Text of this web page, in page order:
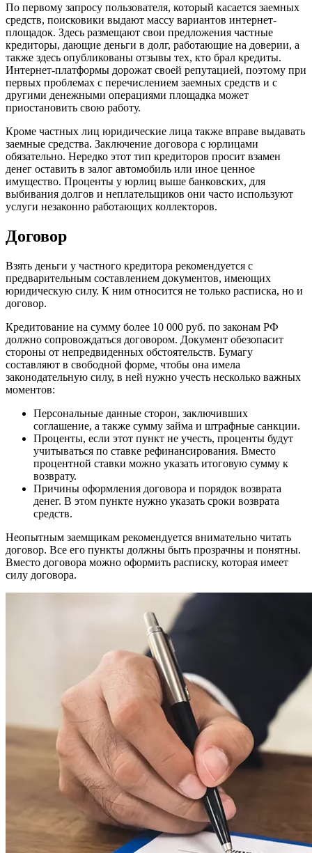
По первому запросу пользователя, который касается заемных
средств, поисковики выдают массу вариантов интернет-
площадок. Здесь размещают свои предложения частные
кредиторы, дающие деньги в долг, работающие на доверии, а
также здесь опубликованы отзывы тех, кто брал кредиты.
Интернет-платформы дорожат своей репутацией, поэтому при
первых проблемах с перечислением заемных средств и с
другими денежными операциями площадка может
приостановить свою работу.
Кроме частных лиц юридические лица также вправе выдавать
заемные средства. Заключение договора с юрлицами
обязательно. Нередко этот тип кредиторов просит взамен
денег оставить в залог автомобиль или иное ценное
имущество. Проценты у юрлиц выше банковских, для
выбивания долгов и неплательщиков они часто используют
услуги незаконно работающих коллекторов.
Договор
Взять деньги у частного кредитора рекомендуется с
предварительным составлением документов, имеющих
юридическую силу. К ним относится не только расписка, но и
договор.
Кредитование на сумму более 10 000 руб. по законам РФ
должно сопровождаться договором. Документ обезопасит
стороны от непредвиденных обстоятельств. Бумагу
составляют в свободной форме, чтобы она имела
законодательную силу, в ней нужно учесть несколько важных
моментов:
Персональные данные сторон, заключивших
соглашение, а также сумму займа и штрафные санкции.
Проценты, если этот пункт не учесть, проценты будут
учитываться по ставке рефинансирования. Вместо
процентной ставки можно указать итоговую сумму к
возврату.
Причины оформления договора и порядок возврата
денег. В этом пункте нужно указать сроки возврата
средств.
Неопытным заемщикам рекомендуется внимательно читать
договор. Все его пункты должны быть прозрачны и понятны.
Вместо договора можно оформить расписку, которая имеет
силу договора.